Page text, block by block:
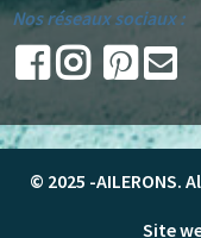
Nos réseaux sociaux :
© 2025 -AILERONS.
Site